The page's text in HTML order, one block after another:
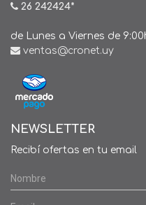
26 242424*
de Lunes a Viernes de
ventas@cronet.uy
NEWSLETTER
Recibí ofertas en tu email